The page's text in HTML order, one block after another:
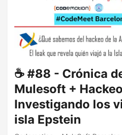
que han sido inútiles para
como comportamientos tóxicos.
☕️ #88 - Crónica
Mulesoft +
Investigando los
isla Epstein